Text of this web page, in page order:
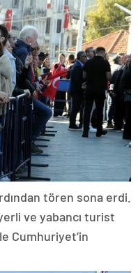
tören sona erdi.
ve yabancı turist
Cumhuriyet’in